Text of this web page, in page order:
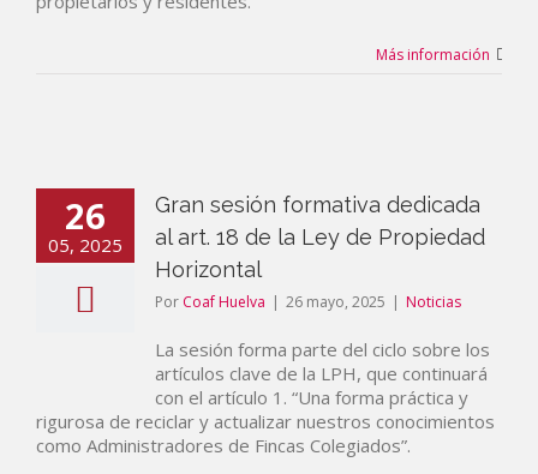
Más información
26
05, 2025
Gran sesión formativa dedicada
al art. 18 de la Ley de Propiedad
Horizontal
Por Coaf Huelva | 26 mayo, 2025 | Noticias
La sesión forma parte del ciclo sobre los
artículos clave de la LPH, que continuará
con el artículo 1. “Una forma práctica y
rigurosa de reciclar y actualizar nuestros conocimientos
como Administradores de Fincas Colegiados”.